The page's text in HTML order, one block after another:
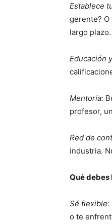
Establece
gerente?
largo plazo.
Educación
Mentoría:
profesor,
Red de
industria.
Qué debes
Sé flexible:
o te